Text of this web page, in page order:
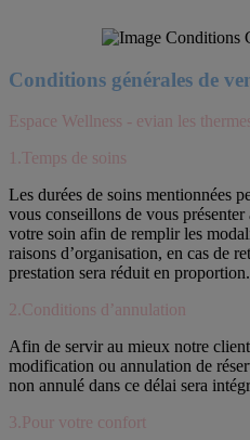
Conditions générales de
Espace Wellness - evian les
1.Temps de soins
Les durées de soins mentionnées
vous conseillons de vous
votre soin afin de remplir les
raisons d’organisation, en cas de
prestation sera réduit en proportion.
2.Conditions d’annulation
Afin de servir au mieux notre
modification ou annulation de
non annulé dans ce délai sera
3.Pour votre confort